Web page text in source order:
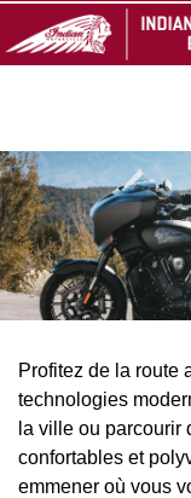
Profitez de la route
technologies
la ville ou parcourir
confortables et
emmener où vous